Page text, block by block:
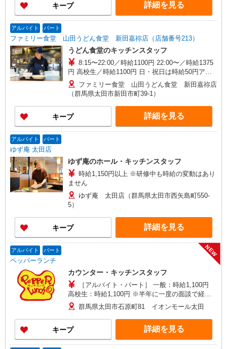
キープ 詳細を見る
アルバイト パート
ファミリー食堂 山田うどん食堂 新田嘉祢店（店舗番号213）
うどん食堂のキッチンスタッフ
8:15〜22:00／時給1100円 22:00〜／時給1375
円 高校生／時給1100円 日・祝日は時給50円アッ
プ！（9時〜22時）
ファミリー食堂 山田うどん食堂 新田嘉祢店
（群馬県太田市新田市町39-1）
キープ 詳細を見る
アルバイト パート
ゆず庵 太田店
ゆず庵のホール・キッチンスタッフ
時給1,150円以上 ※研修中も時給の変動はあり
ません
ゆず庵 太田店（群馬県太田市西矢島町550-
5）
キープ 詳細を見る
アルバイト パート
ペッパーランチ
NEW
カウンター・キッチンスタッフ
［アルバイト・パート］ 一般：時給1,100円
高校生：時給1,100円 ※半年に一度の面談で経
験・能力により10円〜150円の昇給有り！ 頑張り
に応じて最大50,000円の手当ても！
群馬県太田市石原町81 イオンモール太田
キープ 詳細を見る